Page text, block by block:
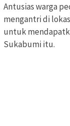
Antusias warga
mengantri di
untuk
Sukabumi itu.